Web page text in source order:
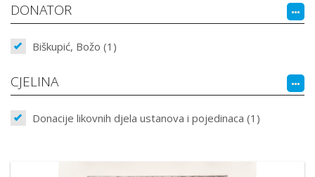
DONATOR
Biškupić, Božo (1)
CJELINA
Donacije likovnih djela ustanova i pojedinaca (1)